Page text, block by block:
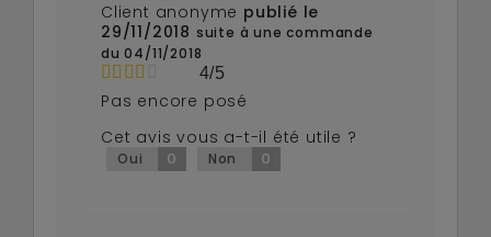
Client anonyme publié le
29/11/2018 suite à une commande
du 04/11/2018
4/5
Pas encore posé
Cet avis vous a-t-il été utile ?
Oui 0 Non 0